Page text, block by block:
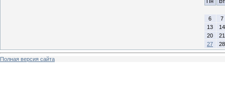
6
7
13
14
20
21
27
28
Полная версия сайта